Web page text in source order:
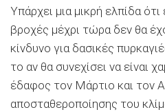
Υπάρχει μια μικρή ελπίδα
βροχές μέχρι τώρα δεν θα
κίνδυνο για δασικές
το αν θα συνεχίσει να είναι
έδαφος τον Μάρτιο και τον
αποσταθεροποίησης του